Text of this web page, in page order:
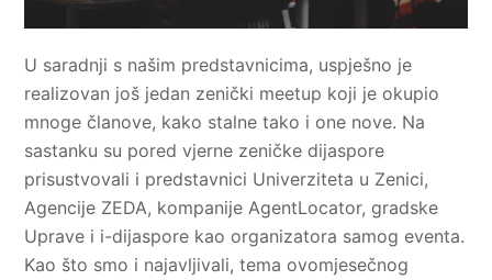
U saradnji s našim predstavnicima, uspješno je
realizovan još jedan zenički meetup koji je okupio
mnoge članove, kako stalne tako i one nove. Na
sastanku su pored vjerne zeničke dijaspore
prisustvovali i predstavnici Univerziteta u Zenici,
Agencije ZEDA, kompanije AgentLocator, gradske
Uprave i i-dijaspore kao organizatora samog eventa.
Kao što smo i najavljivali, tema ovomjesečnog